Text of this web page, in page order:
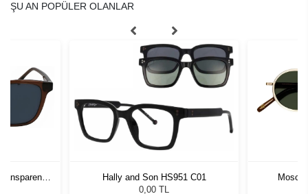
ŞU AN POPÜLER OLANLAR
Hally and Son HS951 C01
0,00 TL